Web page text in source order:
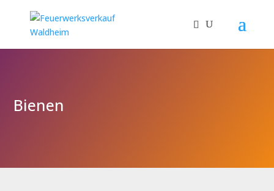
Bienen